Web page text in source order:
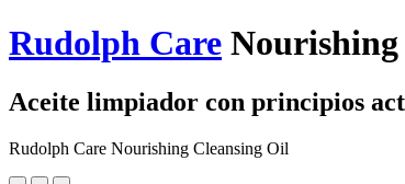
Rudolph Care
Aceite limpiador con principios
Rudolph Care Nourishing Cleansing Oil